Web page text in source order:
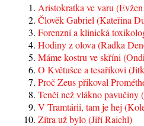
Aristokratka ve varu
Člověk Gabriel (Kateřina
Forenzní a klinická
Hodiny z olova (Radka
Máme kostru ve skříni
O Květušce a tesaříkovi
Proč Zeus přikoval
Tenčí než vlákno pavučiny
V Tramtárii, tam je hej
Zítra už bylo (Jiří Raichl)